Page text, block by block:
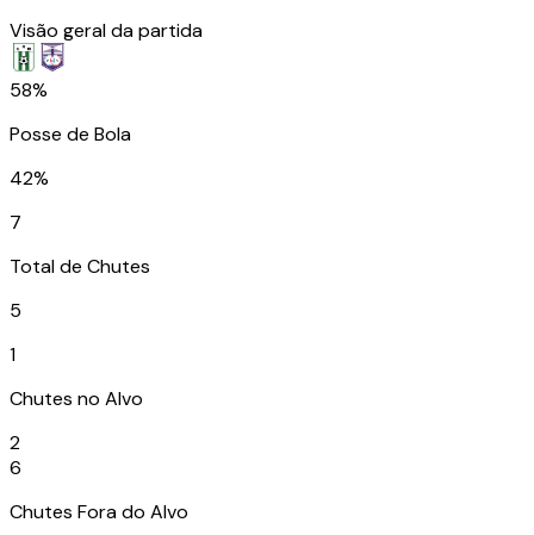
Visão geral da partida
58%
Posse de Bola
42%
7
Total de Chutes
5
1
Chutes no Alvo
2
6
Chutes Fora do Alvo